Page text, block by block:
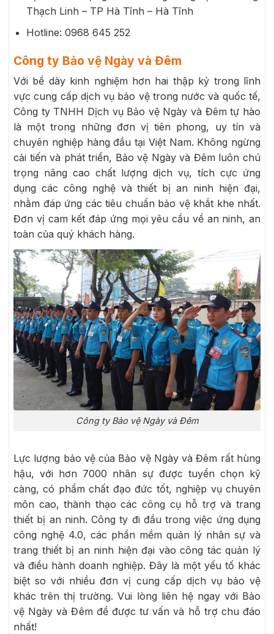
Thạch Linh – TP Hà Tĩnh – Hà Tĩnh
Hotline: 0968 645 252
Công ty Bảo vệ Ngày và Đêm
Với bề dày kinh nghiệm hơn hai thập kỷ trong lĩnh
vực cung cấp dịch vụ bảo vệ trong nước và quốc tế,
Công ty TNHH Dịch vụ Bảo vệ Ngày và Đêm tự hào
là một trong những đơn vị tiên phong, uy tín và
chuyên nghiệp hàng đầu tại Việt Nam. Không ngừng
cải tiến và phát triển, Bảo vệ Ngày và Đêm luôn chú
trọng nâng cao chất lượng dịch vụ, tích cực ứng
dụng các công nghệ và thiết bị an ninh hiện đại,
nhằm đáp ứng các tiêu chuẩn bảo vệ khắt khe nhất.
Đơn vị cam kết đáp ứng mọi yêu cầu về an ninh, an
toàn của quý khách hàng.
Công ty Bảo vệ Ngày và Đêm
Lực lượng bảo vệ của Bảo vệ Ngày và Đêm rất hùng
hậu, với hơn 7000 nhân sự được tuyển chọn kỹ
càng, có phẩm chất đạo đức tốt, nghiệp vụ chuyên
môn cao, thành thạo các công cụ hỗ trợ và trang
thiết bị an ninh. Công ty đi đầu trong việc ứng dụng
công nghệ 4.0, các phần mềm quản lý nhân sự và
trang thiết bị an ninh hiện đại vào công tác quản lý
và điều hành doanh nghiệp. Đây là một yếu tố khác
biệt so với nhiều đơn vị cung cấp dịch vụ bảo vệ
khác trên thị trường. Vui lòng liên hệ ngay với Bảo
vệ Ngày và Đêm để được tư vấn và hỗ trợ chu đáo
nhất!